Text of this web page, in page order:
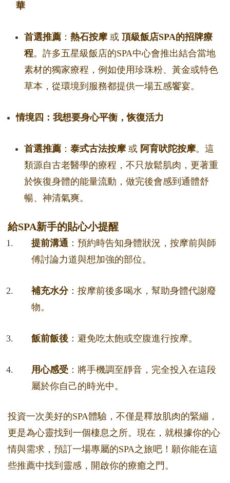
華
首選推薦 ： 熱石按摩或 頂級飯店SPA的招牌療
程。許多五星級飯店的SPA中心會推出結合當地
素材的獨家療程，例如使用珍珠粉、黃金或特色
草本，從環境到服務都提供一場五感饗宴。
情境四：我想要身心平衡，恢復活力
首選推薦 ： 泰式古法按摩或 阿育吠陀按摩。這
類源自古老醫學的療程，不只放鬆肌肉，更著重
於恢復身體的能量流動，做完後會感到通體舒
暢、神清氣爽。
給SPA新手的貼心小提醒
提前溝通 ：預約時告知身體狀況，按摩前與師
傅討論力道與想加強的部位。
補充水分：按摩前後多喝水，幫助身體代謝廢
物。
飯前飯後 ：避免吃太飽或空腹進行按摩。
用心感受 ：將手機調至靜音，完全投入在這段
屬於你自己的時光中。
投資一次美好的SPA體驗，不僅是釋放肌肉的緊繃，
更是為心靈找到一個棲息之所。現在，就根據你的心
情與需求，預訂一場專屬的SPA之旅吧！願你能在這
些推薦中找到靈感，開啟你的療癒之門。